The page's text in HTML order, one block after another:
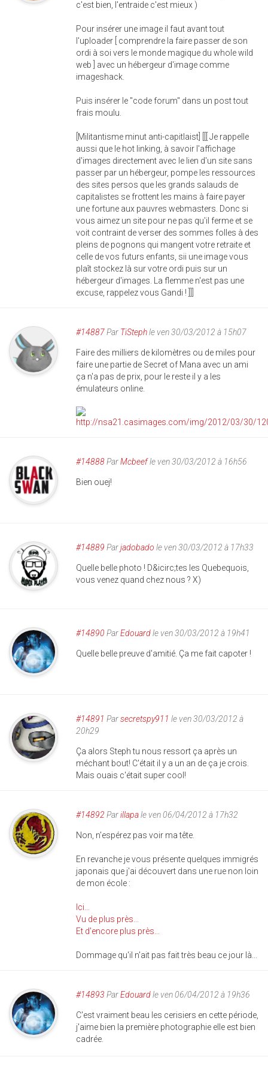
c'est bien, l'entraide c'est mieux )
Pour insérer une image il faut avant tout
l'uploader [ comprendre la faire passer de son
ordi à soi vers le monde magique du whole wild
web ] avec un hébergeur d'image comme
imageshack.
Puis insérer le "code forum" dans un post tout
frais moulu.
[Militantisme minut anti-capitlaist] [[[ Je rappelle
aussi que le hot linking, à savoir l'affichage
d'images directement avec le lien d'un site sans
passer par un hébergeur, pompe les ressources
des sites persos que les grands salauds de
capitalistes se frottent les mains à faire payer
une fortune aux pauvres webmasters. Donc si
vous aimez un site pour ne pas qu'il ferme et se
voit contraint de verser des sommes folles à des
pleins de pognons qui mangent votre retraite et
celle de vos futurs enfants, sii une image vous
plaît stockez là sur votre ordi puis sur un
hébergeur d'images. La flemme n'est pas une
excuse, rappelez vous Gandi ! ]]]
#14887Par TiStephle ven 30/03/2012 à 15h07
Faire des milliers de kilomètres ou de miles pour
faire une partie de Secret of Mana avec un ami
ça n'a pas de prix, pour le reste il y a les
émulateurs online.
#14888ParMcbeefle ven 30/03/2012 à 16h56
Bien ouej!
#14889 Parjadobado le ven 30/03/2012 à 17h33
Quelle belle photo ! D&icirc;tes les Quebequois,
vous venez quand chez nous ? X)
#14890 ParEdouardle ven 30/03/2012 à 19h41
Quelle belle preuve d'amitié. Ça me fait capoter !
#14891 Parsecretspy911 le ven 30/03/2012 à
20h29
Ça alors Steph tu nous ressort ça après un
méchant bout! C'était il y a un an de ça je crois.
Mais ouais c'était super cool!
#14892 Parillapale ven 06/04/2012 à 17h32
Non, n'espérez pas voir ma tête.
En revanche je vous présente quelques immigrés
japonais que j'ai découvert dans une rue non loin
de mon école :
Ici...
Vu de plus près...
Et d'encore plus près...
Dommage qu'il n'ait pas fait très beau ce jour là...
#14893 ParEdouardle ven 06/04/2012 à 19h36
C'est vraiment beau les cerisiers en cette période,
j'aime bien la première photographie elle est bien
cadrée.